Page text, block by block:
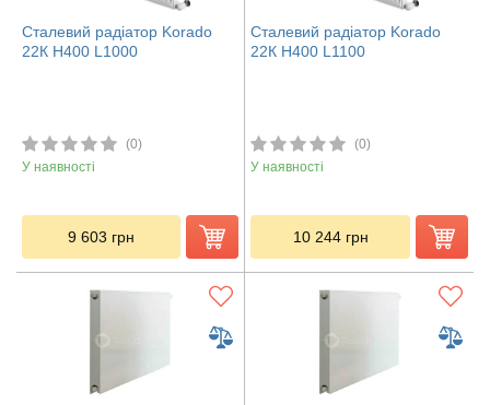
Сталевий радіатор Korado
22К H400 L1000
(0)
У наявності
9 603 грн
Сталевий радіатор Korado
22К H400 L1100
(0)
У наявності
10 244 грн